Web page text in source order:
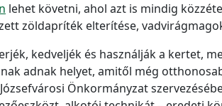
lehet követni, ahol azt is mindig
zöldapríték elterítése,
kedveljék és használják a kertet,
adnak helyet, amitől még
Önkormányzat